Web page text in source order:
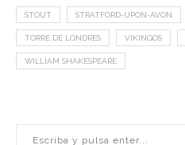
STOUT STRATFORD-UPON-AVON
TORRE DE LONDRES VIKINGOS
WILLIAM SHAKESPEARE